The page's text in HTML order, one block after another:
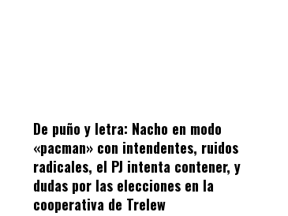
De puño y letra: Nacho en modo
«pacman» con intendentes, ruidos
radicales, el PJ intenta contener, y
dudas por las elecciones en la
cooperativa de Trelew